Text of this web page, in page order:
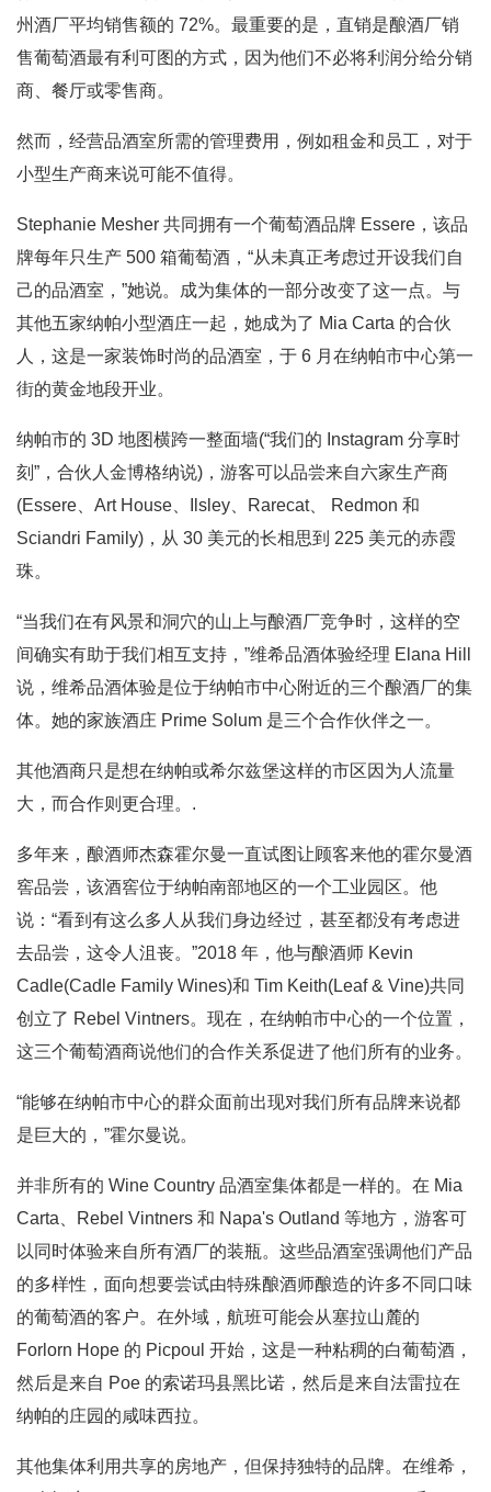
州酒厂平均销售额的 72%。最重要的是，直销是酿酒厂销
售葡萄酒最有利可图的方式，因为他们不必将利润分给分销
商、餐厅或零售商。
然而，经营品酒室所需的管理费用，例如租金和员工，对于
小型生产商来说可能不值得。
Stephanie Mesher 共同拥有一个葡萄酒品牌 Essere，该品
牌每年只生产 500 箱葡萄酒，“从未真正考虑过开设我们自
己的品酒室，”她说。成为集体的一部分改变了这一点。与
其他五家纳帕小型酒庄一起，她成为了 Mia Carta 的合伙
人，这是一家装饰时尚的品酒室，于 6 月在纳帕市中心第一
街的黄金地段开业。
纳帕市的 3D 地图横跨一整面墙(“我们的 Instagram 分享时
刻”，合伙人金博格纳说)，游客可以品尝来自六家生产商
(Essere、Art House、Ilsley、Rarecat、 Redmon 和
Sciandri Family)，从 30 美元的长相思到 225 美元的赤霞
珠。
“当我们在有风景和洞穴的山上与酿酒厂竞争时，这样的空
间确实有助于我们相互支持，”维希品酒体验经理 Elana Hill
说，维希品酒体验是位于纳帕市中心附近的三个酿酒厂的集
体。她的家族酒庄 Prime Solum 是三个合作伙伴之一。
其他酒商只是想在纳帕或希尔兹堡这样的市区因为人流量
大，而合作则更合理。.
多年来，酿酒师杰森霍尔曼一直试图让顾客来他的霍尔曼酒
窖品尝，该酒窖位于纳帕南部地区的一个工业园区。他
说：“看到有这么多人从我们身边经过，甚至都没有考虑进
去品尝，这令人沮丧。”2018 年，他与酿酒师 Kevin
Cadle(Cadle Family Wines)和 Tim Keith(Leaf & Vine)共同
创立了 Rebel Vintners。现在，在纳帕市中心的一个位置，
这三个葡萄酒商说他们的合作关系促进了他们所有的业务。
“能够在纳帕市中心的群众面前出现对我们所有品牌来说都
是巨大的，”霍尔曼说。
并非所有的 Wine Country 品酒室集体都是一样的。在 Mia
Carta、Rebel Vintners 和 Napa's Outland 等地方，游客可
以同时体验来自所有酒厂的装瓶。这些品酒室强调他们产品
的多样性，面向想要尝试由特殊酿酒师酿造的许多不同口味
的葡萄酒的客户。在外域，航班可能会从塞拉山麓的
Forlorn Hope 的 Picpoul 开始，这是一种粘稠的白葡萄酒，
然后是来自 Poe 的索诺玛县黑比诺，然后是来自法雷拉在
纳帕的庄园的咸味西拉。
其他集体利用共享的房地产，但保持独特的品牌。在维希，